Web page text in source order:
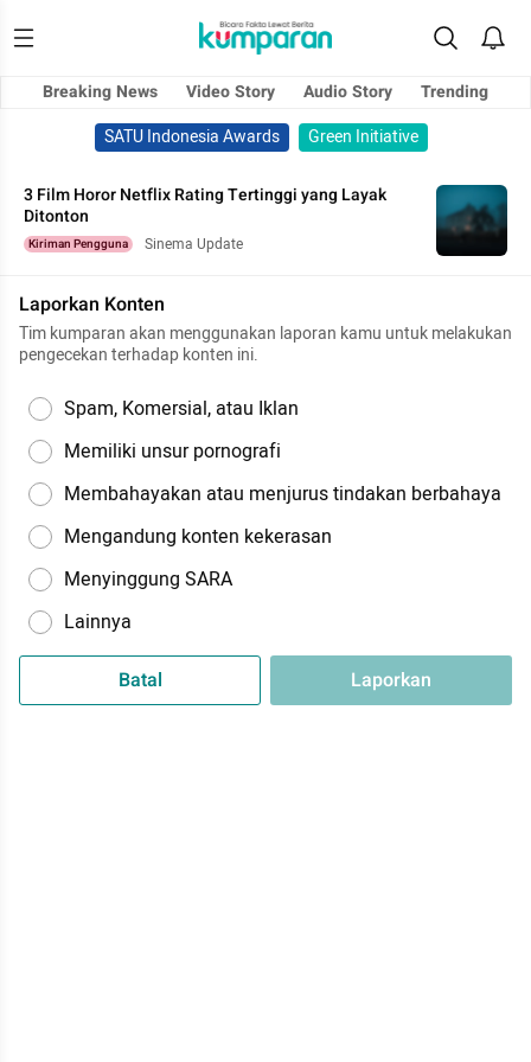
Breaking News Video Story Audio Story
Trending
SATU Indonesia Awards
Green Initiative
3 Film Horor Netflix Rating Tertinggi yang Layak
Ditonton
Kiriman Pengguna Sinema Update
Laporkan Konten
Tim kumparan akan menggunakan laporan kamu untuk melakukan
pengecekan terhadap konten ini.
Spam, Komersial, atau Iklan
Memiliki unsur pornografi
Membahayakan atau menjurus tindakan berbahaya
Mengandung konten kekerasan
Menyinggung SARA
Lainnya
Batal Laporkan